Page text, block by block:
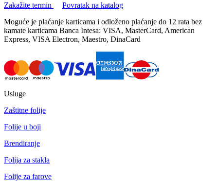
Zakažite termin
Povratak na katalog
Moguće je plaćanje karticama i odloženo plaćanje do 12 rata bez
kamate karticama Banca Intesa: VISA, MasterCard, American
Express, VISA Electron, Maestro, DinaCard
Usluge
Zaštitne folije
Folije u boji
Brendiranje
Folija za stakla
Folije za farove